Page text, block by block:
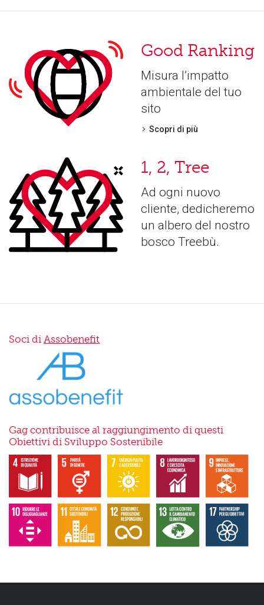
Good Ranking
Misura l’impatto
ambientale del tuo
sito
Scopri di più
1, 2, Tree
Ad ogni nuovo
cliente, dedicheremo
un albero del nostro
bosco Treebù.
Soci di Assobenefit
Gag contribuisce al raggiungimento di questi
Obiettivi di Sviluppo Sostenibile